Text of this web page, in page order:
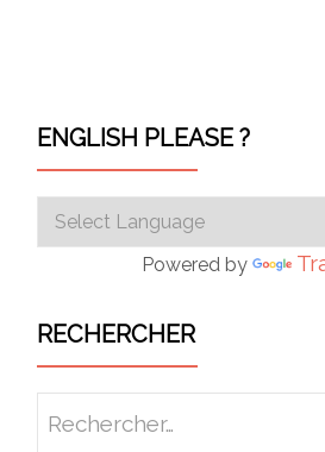
ENGLISH PLEASE ?
Powered by
RECHERCHER